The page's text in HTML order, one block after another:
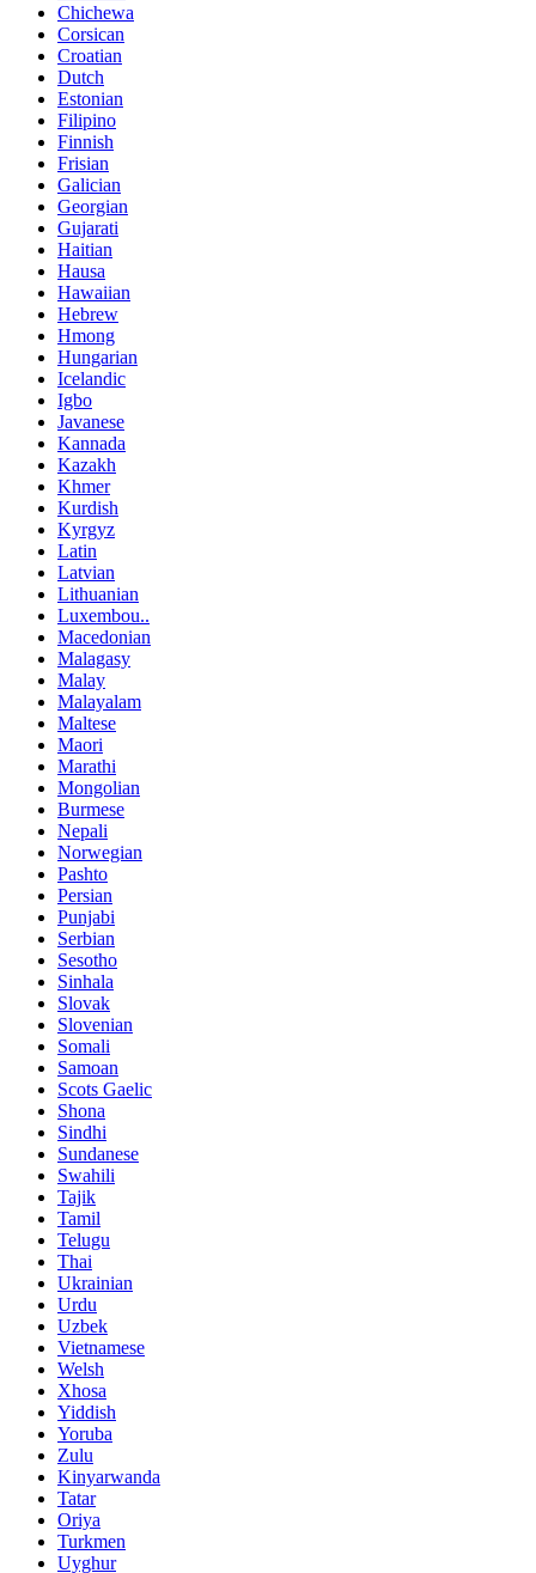
Chichewa
Corsican
Croatian
Dutch
Estonian
Filipino
Finnish
Frisian
Galician
Georgian
Gujarati
Haitian
Hausa
Hawaiian
Hebrew
Hmong
Hungarian
Icelandic
Igbo
Javanese
Kannada
Kazakh
Khmer
Kurdish
Kyrgyz
Latin
Latvian
Lithuanian
Luxembou..
Macedonian
Malagasy
Malay
Malayalam
Maltese
Maori
Marathi
Mongolian
Burmese
Nepali
Norwegian
Pashto
Persian
Punjabi
Serbian
Sesotho
Sinhala
Slovak
Slovenian
Somali
Samoan
Scots Gaelic
Shona
Sindhi
Sundanese
Swahili
Tajik
Tamil
Telugu
Thai
Ukrainian
Urdu
Uzbek
Vietnamese
Welsh
Xhosa
Yiddish
Yoruba
Zulu
Kinyarwanda
Tatar
Oriya
Turkmen
Uyghur